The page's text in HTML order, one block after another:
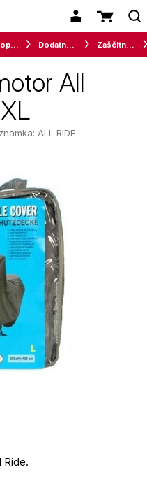
Avto oprema Dodatna oprema Zaščitna pokrivala za vozila
All
ALL RIDE
Ride.